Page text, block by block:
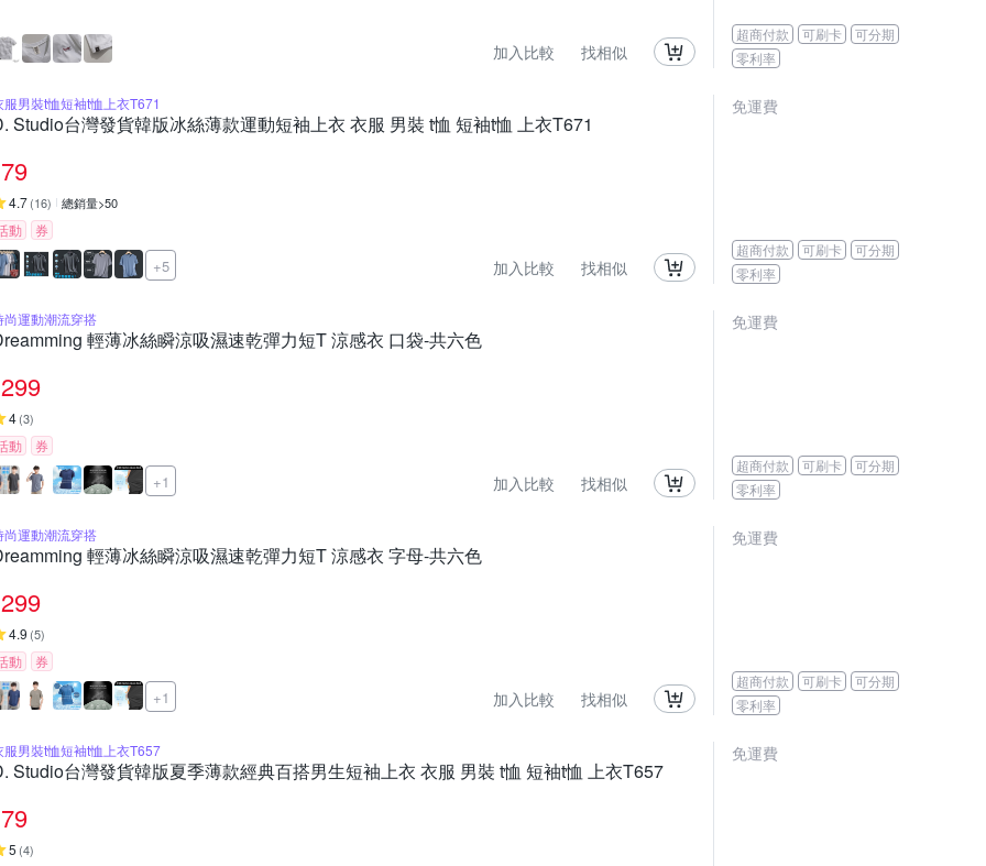
加入比較 找相似
超商付款 可刷卡
可分期
零利率
服男裝t恤短袖t恤上衣T671
Studio台灣發貨韓版冰絲薄款運動短袖上衣 衣服 男裝 t恤 短袖t恤 上衣T671
79
4.7(16) 總銷量>50
動 券
+5 加入比較 找相似
免運費
超商付款 可刷卡
可分期
零利率
尚運動潮流穿搭
輕薄冰絲瞬涼吸濕速乾彈力短T 涼感衣 口袋-共六色
299
4(3)
動 券
+1 加入比較 找相似
免運費
超商付款 可刷卡
可分期
零利率
尚運動潮流穿搭
輕薄冰絲瞬涼吸濕速乾彈力短T 涼感衣 字母-共六色
299
4.9 (5)
動 券
+1 加入比較 找相似
免運費
超商付款 可刷卡
可分期
零利率
服男裝t恤短袖t恤上衣T657
Studio台灣發貨韓版夏季薄款經典百搭男生短袖上衣 衣服 男裝 t恤 短袖t恤 上衣T657
79
5 (4)
免運費